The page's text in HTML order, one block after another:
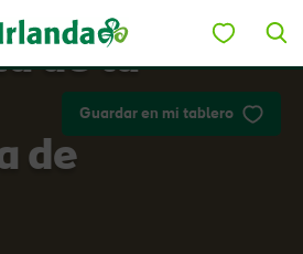
Guardar en mi tablero
de la
de